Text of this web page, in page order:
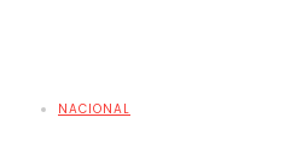
NACIONAL